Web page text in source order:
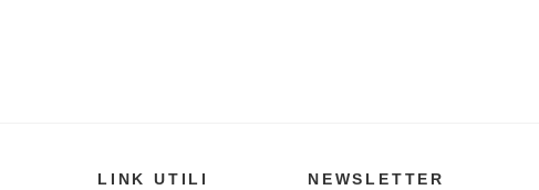
LINK UTILI NEWSLETTER